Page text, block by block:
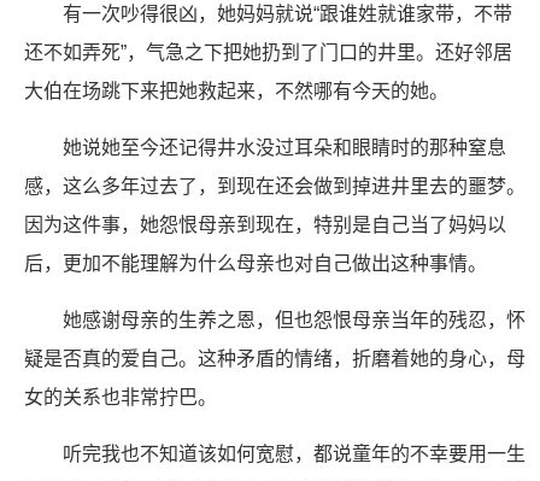
有一次吵得很凶，她妈妈就说“跟谁姓就谁家带，不带
还不如弄死”，气急之下把她扔到了门口的井里。还好邻居
大伯在场跳下来把她救起来，不然哪有今天的她。
她说她至今还记得井水没过耳朵和眼睛时的那种窒息
感，这么多年过去了，到现在还会做到掉进井里去的噩梦。
因为这件事，她怨恨母亲到现在，特别是自己当了妈妈以
后，更加不能理解为什么母亲也对自己做出这种事情。
她感谢母亲的生养之恩，但也怨恨母亲当年的残忍，怀
疑是否真的爱自己。这种矛盾的情绪，折磨着她的身心，母
女的关系也非常拧巴。
听完我也不知道该如何宽慰，都说童年的不幸要用一生